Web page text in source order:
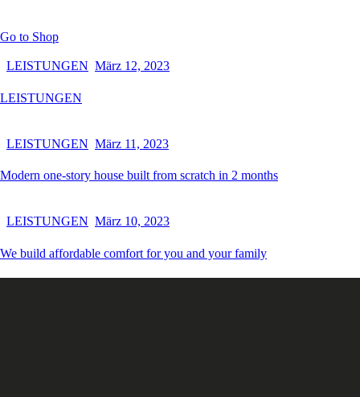
Go to Shop
LEISTUNGEN März 12, 2023
LEISTUNGEN
LEISTUNGEN März 11, 2023
Modern one-story house built from scratch in 2 months
LEISTUNGEN März 10, 2023
We build affordable comfort for you and your family